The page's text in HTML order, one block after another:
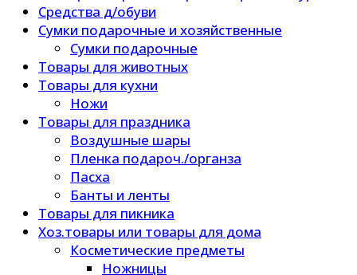
Средства д/обуви
Сумки подарочные и хозяйственные
Сумки подарочные
Товары для животных
Товары для кухни
Ножи
Товары для праздника
Воздушные шары
Пленка подароч./органза
Пасха
Банты и ленты
Товары для пикника
Хоз.товары или товары для дома
Косметические предметы
Ножницы